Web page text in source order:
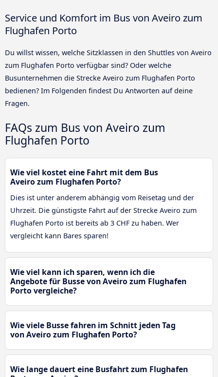
Service und Komfort im Bus von Aveiro zum
Flughafen Porto
Du willst wissen, welche Sitzklassen in den Shuttles von Aveiro
zum Flughafen Porto verfügbar sind? Oder welche
Busunternehmen die Strecke Aveiro zum Flughafen Porto
bedienen? Im Folgenden findest Du Antworten auf deine
Fragen.
FAQs zum Bus von Aveiro zum
Flughafen Porto
Wie viel kostet eine Fahrt mit dem Bus
Aveiro zum Flughafen Porto?
Dies ist unter anderem abhängig vom Reisetag und der
Uhrzeit. Die günstigste Fahrt auf der Strecke Aveiro zum
Flughafen Porto ist bereits ab 3 CHF zu haben. Wer
vergleicht kann Bares sparen!
Wie viel kann ich sparen, wenn ich die
Angebote für Busse von Aveiro zum Flughafen
Porto vergleiche?
Wie viele Busse fahren im Schnitt jeden Tag
von Aveiro zum Flughafen Porto?
Wie lange dauert eine Busfahrt zum Flughafen